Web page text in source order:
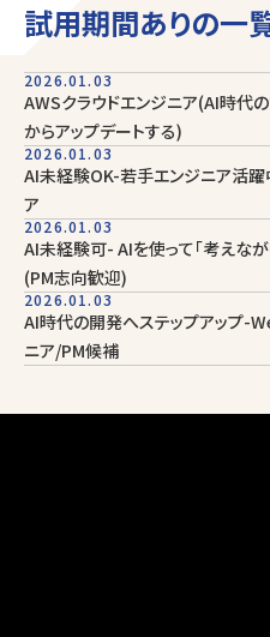
試用期間ありの一
2026.01.03
AWSクラウドエンジニア(AI時代の
からアップデートする)
2026.01.03
AI未経験OK-若手エンジニア活躍
ア
2026.01.03
AI未経験可- AIを使って「考えな
(PM志向歓迎)
2026.01.03
AI時代の開発へステップアップ-
ニア/PM候補